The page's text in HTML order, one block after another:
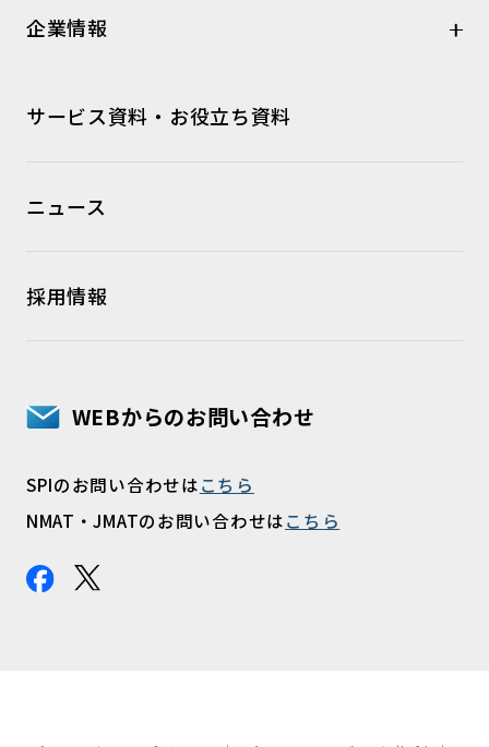
企業情報
サービス資料・お役立ち資料
ニュース
採用情報
WEBからのお問い合わせ
SPIのお問い合わせはこちら
NMAT・JMATのお問い合わせはこちら